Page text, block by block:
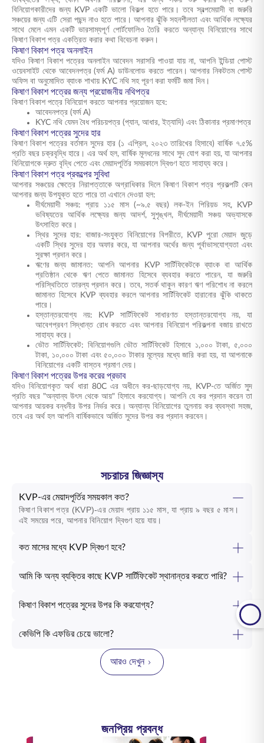
বিনিয়োগকারীদের জন্য KVP একটি ভালো বিকল্প হতে পারে। তবে স্বল্পমেয়াদী বা জরুরি
সঞ্চয়ের জন্য এটি সেরা পছন্দ নাও হতে পারে। আপনার ঝুঁকি সহনশীলতা এবং আর্থিক লক্ষ্যের
সাথে মেলে এমন একটি ভারসাম্যপূর্ণ পোর্টফোলিও তৈরি করতে অন্যান্য বিনিয়োগের সাথে
কিষাণ বিকাশ পত্র একত্রিত করার কথা বিবেচনা করুন।
কিষাণ বিকাশ পত্র অনলাইন
যদিও কিষাণ বিকাশ পত্রের অনলাইন আবেদন সরাসরি পাওয়া যায় না, আপনি ইন্ডিয়া পোস্ট
ওয়েবসাইট থেকে আবেদনপত্র (ফর্ম A) ডাউনলোড করতে পারেন। আপনার নিকটতম পোস্ট
অফিস বা অনুমোদিত ব্যাংক শাখায় KYC নথি সহ পূরণ করা ফর্মটি জমা দিন।
কিষাণ বিকাশ পত্রের জন্য প্রয়োজনীয় নথিপত্র
কিষাণ বিকাশ পত্রে বিনিয়োগ করতে আপনার প্রয়োজন হবে:
আবেদনপত্র (ফর্ম A)
KYC নথি যেমন বৈধ পরিচয়পত্র (প্যান, আধার, ইত্যাদি) এবং ঠিকানার প্রমাণপত্র
কিষাণ বিকাশ পত্রের সুদের হার
কিষাণ বিকাশ পত্রের বর্তমান সুদের হার (১ এপ্রিল, ২০২৩ তারিখের হিসাবে) বার্ষিক ৭.৫%
প্রতি বছর চক্রবৃদ্ধি হারে। এর অর্থ হল, বার্ষিক মূলধনের সাথে সুদ যোগ করা হয়, যা আপনার
বিনিয়োগকে দ্রুত বৃদ্ধি পেতে এবং মেয়াদপূর্তির সময়কালে দ্বিগুণ হতে সাহায্য করে।
কিষাণ বিকাশ পত্র প্রকল্পের সুবিধা
আপনার সঞ্চয়ের ক্ষেত্রে নিরাপত্তাকে অগ্রাধিকার দিলে কিষাণ বিকাশ পত্র প্রকল্পটি কেন
আপনার জন্য উপযুক্ত হতে পারে তা এখানে দেওয়া হল:
দীর্ঘমেয়াদী সঞ্চয়: প্রায় ১১৫ মাস (~৯.৫ বছর) লক-ইন পিরিয়ড সহ, KVP
ভবিষ্যতের আর্থিক লক্ষ্যের জন্য আদর্শ, সুশৃঙ্খল, দীর্ঘমেয়াদী সঞ্চয় অভ্যাসকে
উৎসাহিত করে।
স্থির সুদের হার: বাজার-সংযুক্ত বিনিয়োগের বিপরীতে, KVP পুরো মেয়াদ জুড়ে
একটি স্থির সুদের হার অফার করে, যা আপনার অর্থের জন্য পূর্বাভাসযোগ্যতা এবং
সুরক্ষা প্রদান করে।
ঋণের জন্য জামানত: আপনি আপনার KVP সার্টিফিকেটকে ব্যাংক বা আর্থিক
প্রতিষ্ঠান থেকে ঋণ পেতে জামানত হিসেবে ব্যবহার করতে পারেন, যা জরুরি
পরিস্থিতিতে তারল্য প্রদান করে। তবে, সতর্ক থাকুন কারণ ঋণ পরিশোধ না করলে
জামানত হিসেবে KVP ব্যবহার করলে আপনার সার্টিফিকেট হারানোর ঝুঁকি থাকতে
পারে।
হস্তান্তরযোগ্য নয়: KVP সার্টিফিকেট সাধারণত হস্তান্তরযোগ্য নয়, যা
আবেগপ্রবণ সিদ্ধান্ত রোধ করতে এবং আপনার বিনিয়োগ পরিকল্পনা বজায় রাখতে
সাহায্য করে।
ভৌত সার্টিফিকেট: বিনিয়োগগুলি ভৌত সার্টিফিকেট হিসাবে ১,০০০ টাকা, ৫,০০০
টাকা, ১০,০০০ টাকা এবং ৫০,০০০ টাকার মূল্যের মধ্যে জারি করা হয়, যা আপনাকে
বিনিয়োগের একটি বাস্তব প্রমাণ দেয়।
কিষাণ বিকাশ পত্রের উপর করের প্রভাব
যদিও বিনিয়োগকৃত অর্থ ধারা 80C এর অধীনে কর-ছাড়যোগ্য নয়, KVP-তে অর্জিত সুদ
প্রতি বছর "অন্যান্য উৎস থেকে আয়" হিসাবে করযোগ্য। আপনি যে কর প্রদান করেন তা
আপনার আয়কর বন্ধনীর উপর নির্ভর করে। অন্যান্য বিনিয়োগের তুলনায় কর ব্যবস্থা সহজ,
তবে এর অর্থ হল আপনি বার্ষিকভাবে অর্জিত সুদের উপর কর প্রদান করবেন।
সচরাচর জিজ্ঞাস্য
KVP-এর মেয়াদপূর্তির সময়কাল কত?
কিষাণ বিকাশ পত্র (KVP)-এর মেয়াদ প্রায় ১১৫ মাস, যা প্রায় ৯ বছর ৫ মাস।
এই সময়ের পরে, আপনার বিনিয়োগ দ্বিগুণ হয়ে যায়।
কত মাসের মধ্যে KVP দ্বিগুণ হবে?
আমি কি অন্য ব্যক্তির কাছে KVP সার্টিফিকেট স্থানান্তর করতে পারি?
কিষাণ বিকাশ পত্রের সুদের উপর কি করযোগ্য?
কেভিপি কি এফডির চেয়ে ভালো?
আরও দেখুন
জনপ্রিয় প্রবন্ধ